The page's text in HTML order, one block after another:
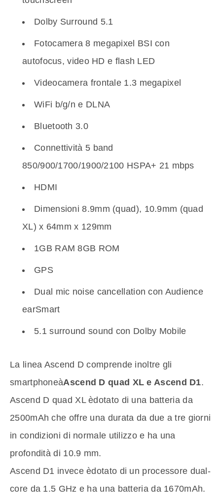
Dolby Surround 5.1
Fotocamera 8 megapixel BSI con
autofocus, video HD e flash LED
Videocamera frontale 1.3 megapixel
WiFi b/g/n e DLNA
Bluetooth 3.0
Connettività 5 band
850/900/1700/1900/2100 HSPA+ 21 mbps
HDMI
Dimensioni 8.9mm (quad), 10.9mm (quad
XL) x 64mm x 129mm
1GB RAM 8GB ROM
GPS
Dual mic noise cancellation con Audience
earSmart
5.1 surround sound con Dolby Mobile
La linea Ascend D comprende inoltre gli
smartphoneàAscend D quad XL e Ascend D1.
Ascend D quad XL èdotato di una batteria da
2500mAh che offre una durata da due a tre giorni
in condizioni di normale utilizzo e ha una
profondità di 10.9 mm.
Ascend D1 invece èdotato di un processore dual-
core da 1.5 GHz e ha una batteria da 1670mAh.